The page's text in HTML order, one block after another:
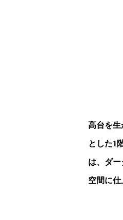
高台を生
とした1
は、ダ
空間に仕